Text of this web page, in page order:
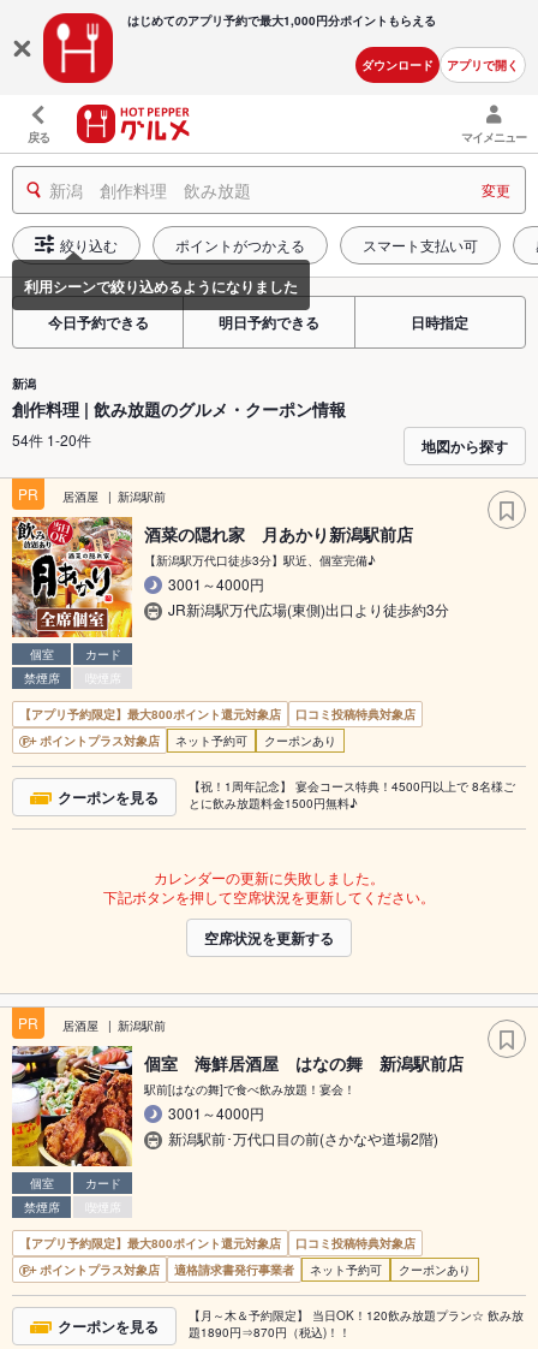
はじめてのアプリ予約で最大1,000円分ポイントもらえる
ダウンロード アプリで開く
戻る マイメニュー
新潟 創作料理 飲み放題 変更
絞り込む ポイントがつかえる スマート支払い可
今日予約できる 明日予約できる 日時指定
新潟
創作料理 | 飲み放題のグルメ・クーポン情報
54件 1-20件 地図から探す
PR 居酒屋 新潟駅前
個室
カード
禁煙席
喫煙席
酒菜の隠れ家 月あかり新潟駅前店
【新潟駅万代口徒歩3分】駅近、個室完備♪
3001～4000円
JR新潟駅万代広場(東側)出口より徒歩約3分
【アプリ予約限定】最大800ポイント還元対象店
口コミ投稿特典対象店
ポイントプラス対象店
ネット予約可 クーポンあり
クーポンを見る
【祝！1周年記念】 宴会コース特典！4500円以上で 8名様ご
とに飲み放題料金1500円無料♪
カレンダーの更新に失敗しました。
下記ボタンを押して空席状況を更新してください。
空席状況を更新する
PR 居酒屋 新潟駅前
個室
カード
禁煙席
喫煙席
個室 海鮮居酒屋 はなの舞 新潟駅前店
駅前[はなの舞]で食べ飲み放題！宴会！
3001～4000円
新潟駅前･万代口目の前(さかなや道場2階)
【アプリ予約限定】最大800ポイント還元対象店
口コミ投稿特典対象店
ポイントプラス対象店
適格請求書発行事業者 ネット予約可 クーポンあり
クーポンを見る
【月～木＆予約限定】 当日OK！120飲み放題プラン☆ 飲み放
題1890円⇒870円（税込)！！